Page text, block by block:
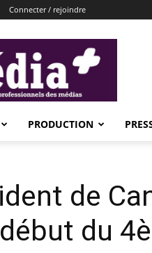
Connecter / rejoindre
PRODUCTION
de
du